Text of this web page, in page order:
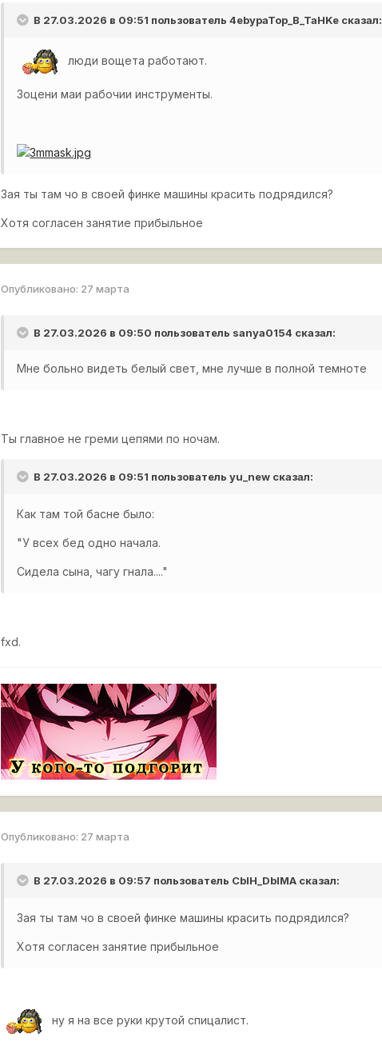
В 27.03.2026 в 09:51 пользователь4ebypaTop_B_TaHKe сказал:
люди вощета работают.
Зоцени маи рабочии инструменты.
Зая ты там чо в своей финке машины красить подрядился?
Хотя согласен занятие прибыльное
Опубликовано: 27 марта
В 27.03.2026 в 09:50 пользователь sanya0154 сказал:
Мне больно видеть белый свет, мне лучше в полной темноте
Ты главное не греми цепями по ночам.
В 27.03.2026 в 09:51 пользовательyu_new сказал:
Как там той басне было:
"У всех бед одно начала.
Сидела сына, чагу гнала...."
fxd.
Опубликовано: 27 марта
В 27.03.2026 в 09:57 пользователь CbIH_DbIMA сказал:
Зая ты там чо в своей финке машины красить подрядился?
Хотя согласен занятие прибыльное
ну я на все руки крутой спицалист.